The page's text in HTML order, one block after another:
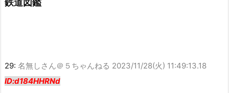
鉄道図鑑
29: 名無しさん＠５ちゃんねる 2023/11/28(火) 11:49:13.18
ID:d184HHRNd